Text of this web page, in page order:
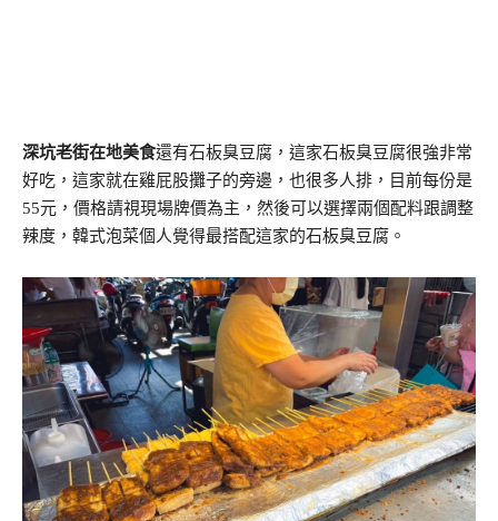
深坑老街在地美食還有石板臭豆腐，這家石板臭豆腐很強非常
好吃，這家就在雞屁股攤子的旁邊，也很多人排，目前每份是
55元，價格請視現場牌價為主，然後可以選擇兩個配料跟調整
辣度，韓式泡菜個人覺得最搭配這家的石板臭豆腐。